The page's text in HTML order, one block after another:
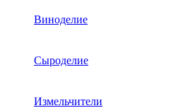
Виноделие
Сыроделие
Измельчители